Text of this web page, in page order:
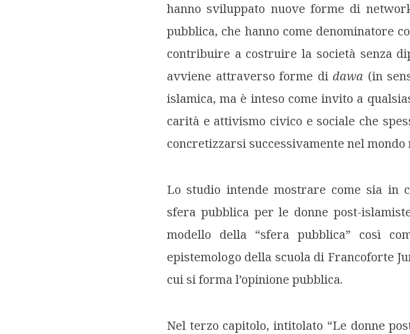
hanno sviluppato nuove forme di
pubblica, che hanno come denominatore
contribuire a costruire la società senza
avviene attraverso forme di dawa (in
islamica, ma è inteso come invito a
carità e attivismo civico e sociale che
concretizzarsi successivamente nel mondo
Lo studio intende mostrare come sia in
sfera pubblica per le donne post-
modello della “sfera pubblica” così
epistemologo della scuola di Francoforte
cui si forma l’opinione pubblica.
Nel terzo capitolo, intitolato “Le donne